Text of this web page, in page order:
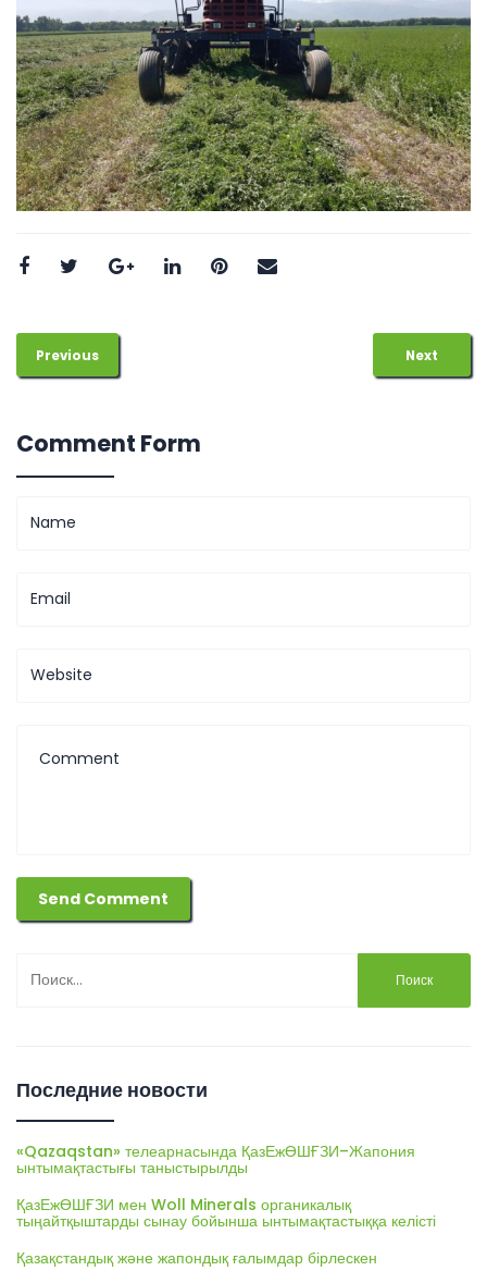
Previous Next
Comment Form
Последние новости
«Qazaqstan» телеарнасында ҚазЕжӨШҒЗИ–Жапония
ынтымақтастығы таныстырылды
ҚазЕжӨШҒЗИ мен Woll Minerals органикалық
тыңайтқыштарды сынау бойынша ынтымақтастыққа келісті
Қазақстандық және жапондық ғалымдар бірлескен